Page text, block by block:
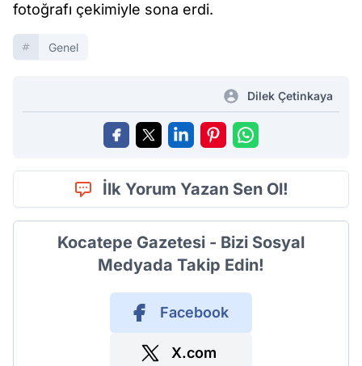
fotoğrafı çekimiyle sona erdi.
Genel
Dilek Çetinkaya
İlk Yorum Yazan Sen Ol!
Kocatepe Gazetesi - Bizi Sosyal
Medyada Takip Edin!
Facebook
X.com